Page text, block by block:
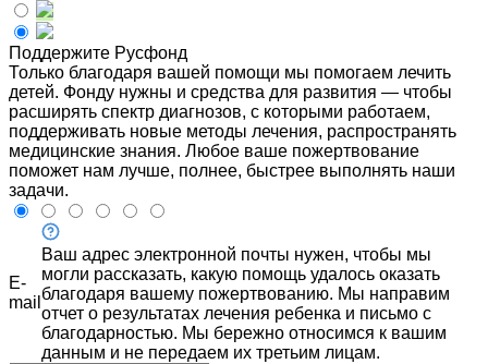
Поддержите Русфонд
Только благодаря вашей помощи мы помогаем лечить
детей. Фонду нужны и средства для развития — чтобы
расширять спектр диагнозов, с которыми работаем,
поддерживать новые методы лечения, распространять
медицинские знания. Любое ваше пожертвование
поможет нам лучше, полнее, быстрее выполнять наши
задачи.
E-
mail
Ваш адрес электронной почты нужен, чтобы мы
могли рассказать, какую помощь удалось оказать
благодаря вашему пожертвованию. Мы направим
отчет о результатах лечения ребенка и письмо с
благодарностью. Мы бережно относимся к вашим
данным и не передаем их третьим лицам.